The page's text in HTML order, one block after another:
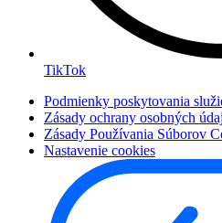
TikTok
Podmienky poskytovania
Zásady ochrany osobných
Zásady Používania Súborov
Nastavenie cookies